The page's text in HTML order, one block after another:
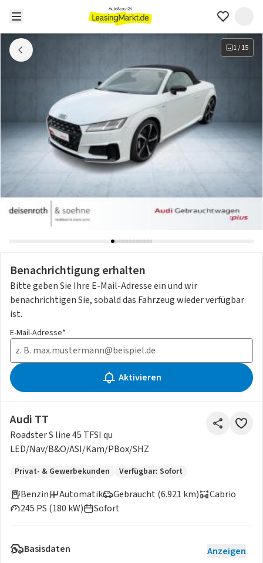
1/15
Benachrichtigung erhalten
Bitte geben Sie Ihre E-Mail-Adresse ein und wir
benachrichtigen Sie, sobald das Fahrzeug wieder verfügbar
ist.
E-Mail-Adresse*
Aktivieren
Audi TT
Roadster S line 45 TFSI qu
LED/Nav/B&O/ASI/Kam/PBox/SHZ
Privat- & Gewerbekunden Verfügbar: Sofort
Benzin
Gebraucht (6.921 km)
245 PS (180 kW)
Automatik
Cabrio
Sofort
Basisdaten Anzeigen